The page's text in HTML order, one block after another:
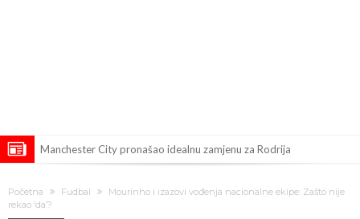
Manchester City pronašao idealnu zamjenu za Rodrija
od njih je Messi, znate li ko je drugi?
Прijelom u transferu Romera? Inter nema dovoljno sredstava,
Početna Fudbal
Mourinho i izazovi vođenja nacionalne ekipe: Zašto nije
rekao ‘da’?